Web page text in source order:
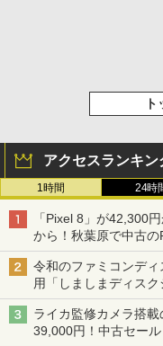
アクセスランキン
1時間 24時
「Pixel 8」が42,300
から！秋葉原で中古
令和のファミコンデ
用「しましまディスク
ライカ監修カメラ搭
39,000円！中古セール